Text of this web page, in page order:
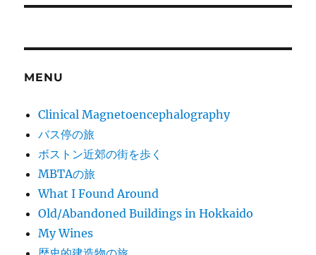
MENU
Clinical Magnetoencephalography
バス停の旅
ボストン近郊の街を歩く
MBTAの旅
What I Found Around
Old/Abandoned Buildings in Hokkaido
My Wines